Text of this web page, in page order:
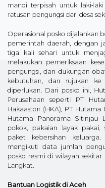
mandi terpisah untuk
ratusan pengungsi dari desa
Operasional posko dijalankan
pemerintah daerah, dengan
tiga kali sehari untuk
melakukan pemeriksaan
pengungsi, dan dukungan
kebutuhan, dan rujukan ke
diperlukan. Dari posko ini,
Perusahaan seperti PT
Hakaaston (HKA), PT Hutama
Hutama Panorama Sitinjau
pokok, pakaian layak pakai,
paket kebersihan
mengikuti data jumlah
posko resmi di wilayah sekitar
Langkat.
Bantuan Logistik di Aceh